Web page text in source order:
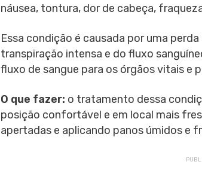
náusea, tontura, dor de cabeça,
Essa condição é causada por uma
transpiração intensa e do fluxo
fluxo de sangue para os órgãos vitais e
O que fazer: o tratamento dessa
posição confortável e em local mais
apertadas e aplicando panos úmidos e